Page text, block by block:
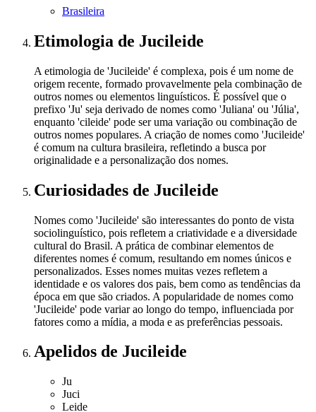
Brasileira
Etimologia de Jucileide
A etimologia de 'Jucileide' é complexa, pois é um nome de
origem recente, formado provavelmente pela combinação de
outros nomes ou elementos linguísticos. É possível que o
prefixo 'Ju' seja derivado de nomes como 'Juliana' ou 'Júlia',
enquanto 'cileide' pode ser uma variação ou combinação de
outros nomes populares. A criação de nomes como 'Jucileide'
é comum na cultura brasileira, refletindo a busca por
originalidade e a personalização dos nomes.
Curiosidades de Jucileide
Nomes como 'Jucileide' são interessantes do ponto de vista
sociolinguístico, pois refletem a criatividade e a diversidade
cultural do Brasil. A prática de combinar elementos de
diferentes nomes é comum, resultando em nomes únicos e
personalizados. Esses nomes muitas vezes refletem a
identidade e os valores dos pais, bem como as tendências da
época em que são criados. A popularidade de nomes como
'Jucileide' pode variar ao longo do tempo, influenciada por
fatores como a mídia, a moda e as preferências pessoais.
Apelidos de Jucileide
Ju
Juci
Leide